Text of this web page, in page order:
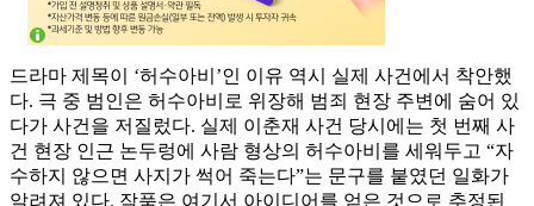
드라마 제목이 ‘허수아비’인 이유 역시 실제 사건에서 착안했
다. 극 중 범인은 허수아비로 위장해 범죄 현장 주변에 숨어 있
다가 사건을 저질렀다. 실제 이춘재 사건 당시에는 첫 번째 사
건 현장 인근 논두렁에 사람 형상의 허수아비를 세워두고 “자
수하지 않으면 사지가 썩어 죽는다”는 문구를 붙였던 일화가
알려져 있다. 작품은 여기서 아이디어를 얻은 것으로 추정된